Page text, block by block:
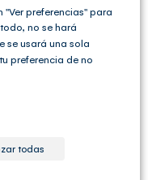
y del
preferencias" para
no se hará
se usará una sola
preferencia de no
todas